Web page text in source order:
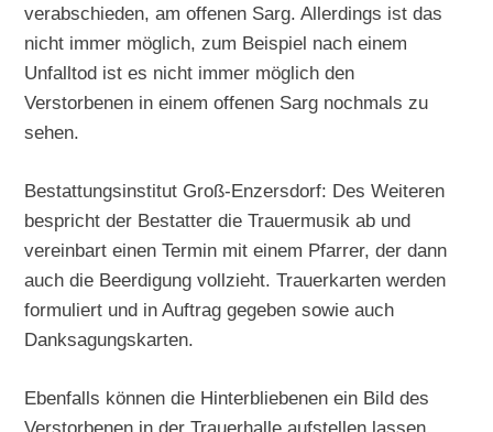
verabschieden, am offenen Sarg. Allerdings ist das
nicht immer möglich, zum Beispiel nach einem
Unfalltod ist es nicht immer möglich den
Verstorbenen in einem offenen Sarg nochmals zu
sehen.
Bestattungsinstitut Groß-Enzersdorf: Des Weiteren
bespricht der Bestatter die Trauermusik ab und
vereinbart einen Termin mit einem Pfarrer, der dann
auch die Beerdigung vollzieht. Trauerkarten werden
formuliert und in Auftrag gegeben sowie auch
Danksagungskarten.
Ebenfalls können die Hinterbliebenen ein Bild des
Verstorbenen in der Trauerhalle aufstellen lassen.